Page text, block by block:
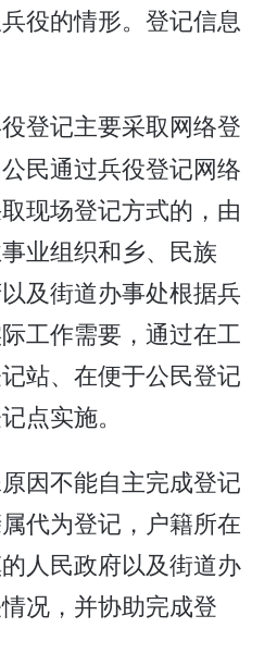
役的情形。登记信息
登记主要采取网络登
民通过兵役登记网络
现场登记方式的，由
业组织和乡、民族
及街道办事处根据兵
工作需要，通过在工
站、在便于公民登记
点实施。
因不能自主完成登记
代为登记，户籍所在
人民政府以及街道办
况，并协助完成登